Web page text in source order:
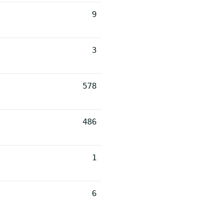
9
3
578
486
1
6